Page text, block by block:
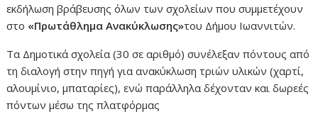
εκδήλωση βράβευσης όλων των σχολείων που συμμετέχουν
στο «Πρωτάθλημα Ανακύκλωσης»του Δήμου Ιωαννιτών.
Τα Δημοτικά σχολεία (30 σε αριθμό) συνέλεξαν πόντους από
τη διαλογή στην πηγή για ανακύκλωση τριών υλικών (χαρτί,
αλουμίνιο, μπαταρίες), ενώ παράλληλα δέχονταν και δωρεές
πόντων μέσω της πλατφόρμας